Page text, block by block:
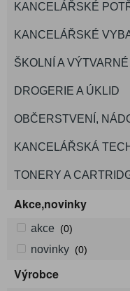
KANCELÁŘSKÉ
KANCELÁŘSKÉ
ŠKOLNÍ A
DROGERIE A ÚKLID
OBČERSTVENÍ,
KANCELÁŘSKÁ
TONERY A
Akce,novinky
akce (0)
novinky (0)
Výrobce